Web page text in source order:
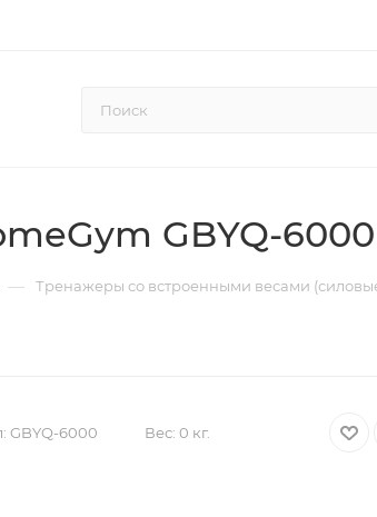
GBYQ-6000
— Тренажеры со встроенными весами
GBYQ-6000 Вес: 0 кг.